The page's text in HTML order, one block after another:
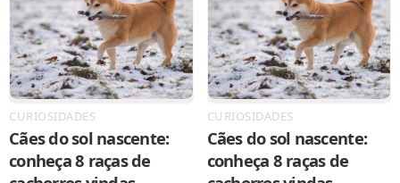
CURIOSIDADES
Cães do sol nascente:
conheça 8 raças de
CURIOSIDADES
Cães do sol nascente:
conheça 8 raças de